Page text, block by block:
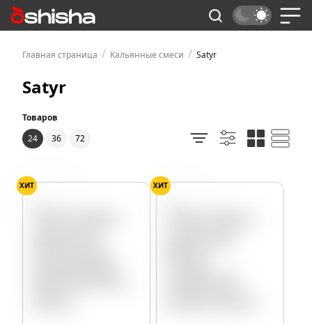
Главная страница / Кальянные смеси / Satyr
Satyr
Товаров
24
36 72
ХИТ
ХИТ